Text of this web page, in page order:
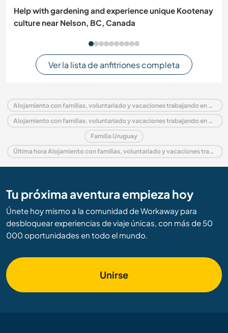
Help with gardening and experience unique Kootenay
culture near Nelson, BC, Canada
Ver la lista de anfitriones completa
Alojamiento con familias, voluntariado y vacaciones trabajando en Uruguay
Alojamiento con familias, voluntariado y vacaciones trabajando en América del Sur
Familia Uruguay
Última hora Alojamiento con familias, voluntariado y vacaciones trabajando en Uruguay
Tu próxima aventura empieza hoy
Únete hoy mismo a la comunidad de Workaway para
desbloquear experiencias de viaje únicas, con más de 50
000 oportunidades en todo el mundo.
Unirse